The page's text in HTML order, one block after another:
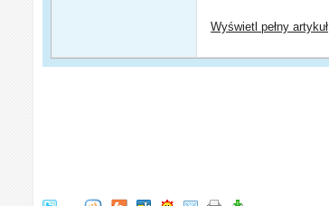
Wyświetl pełny artykuł